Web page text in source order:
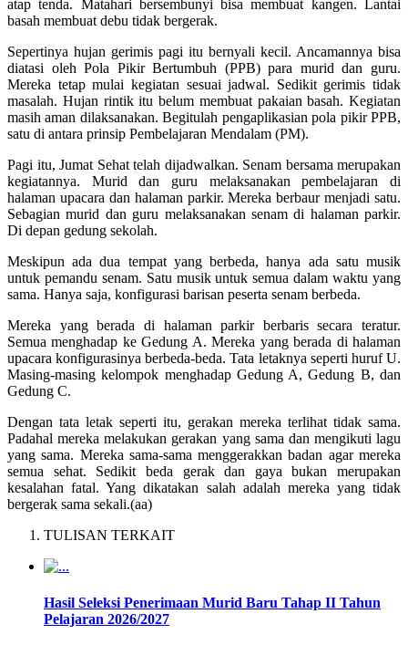
atap tenda. Matahari bersembunyi bisa membuat kangen. Lantai
basah membuat debu tidak bergerak.
Sepertinya hujan gerimis pagi itu bernyali kecil. Ancamannya bisa
diatasi oleh Pola Pikir Bertumbuh (PPB) para murid dan guru.
Mereka tetap mulai kegiatan sesuai jadwal. Sedikit gerimis tidak
masalah. Hujan rintik itu belum membuat pakaian basah. Kegiatan
masih aman dilaksanakan. Begitulah pengaplikasian pola pikir PPB,
satu di antara prinsip Pembelajaran Mendalam (PM).
Pagi itu, Jumat Sehat telah dijadwalkan. Senam bersama merupakan
kegiatannya. Murid dan guru melaksanakan pembelajaran di
halaman upacara dan halaman parkir. Mereka berbaur menjadi satu.
Sebagian murid dan guru melaksanakan senam di halaman parkir.
Di depan gedung sekolah.
Meskipun ada dua tempat yang berbeda, hanya ada satu musik
untuk pemandu senam. Satu musik untuk semua dalam waktu yang
sama. Hanya saja, konfigurasi barisan peserta senam berbeda.
Mereka yang berada di halaman parkir berbaris secara teratur.
Semua menghadap ke Gedung A. Mereka yang berada di halaman
upacara konfigurasinya berbeda-beda. Tata letaknya seperti huruf U.
Masing-masing kelompok menghadap Gedung A, Gedung B, dan
Gedung C.
Dengan tata letak seperti itu, gerakan mereka terlihat tidak sama.
Padahal mereka melakukan gerakan yang sama dan mengikuti lagu
yang sama. Mereka sama-sama menggerakkan badan agar mereka
semua sehat. Sedikit beda gerak dan gaya bukan merupakan
kesalahan fatal. Yang dikatakan salah adalah mereka yang tidak
bergerak sama sekali.(aa)
TULISAN TERKAIT
Hasil Seleksi Penerimaan Murid Baru Tahap II Tahun
Pelajaran 2026/2027